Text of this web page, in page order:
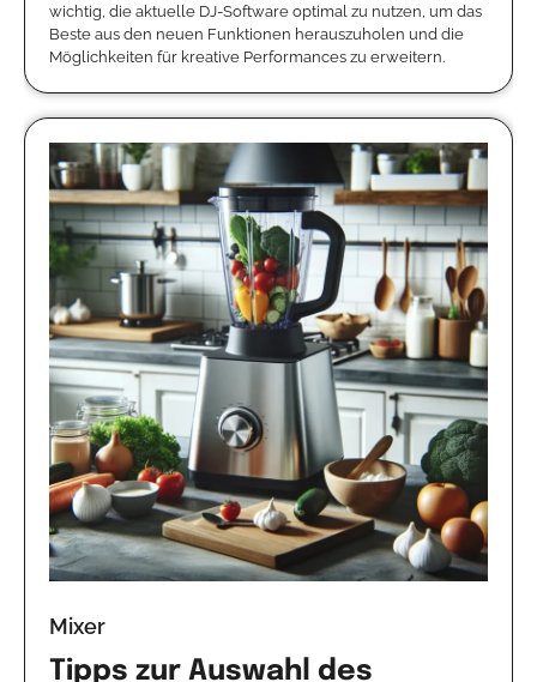
wichtig, die aktuelle DJ-Software optimal zu nutzen, um das
Beste aus den neuen Funktionen herauszuholen und die
Möglichkeiten für kreative Performances zu erweitern.
Mixer
Tipps zur Auswahl des